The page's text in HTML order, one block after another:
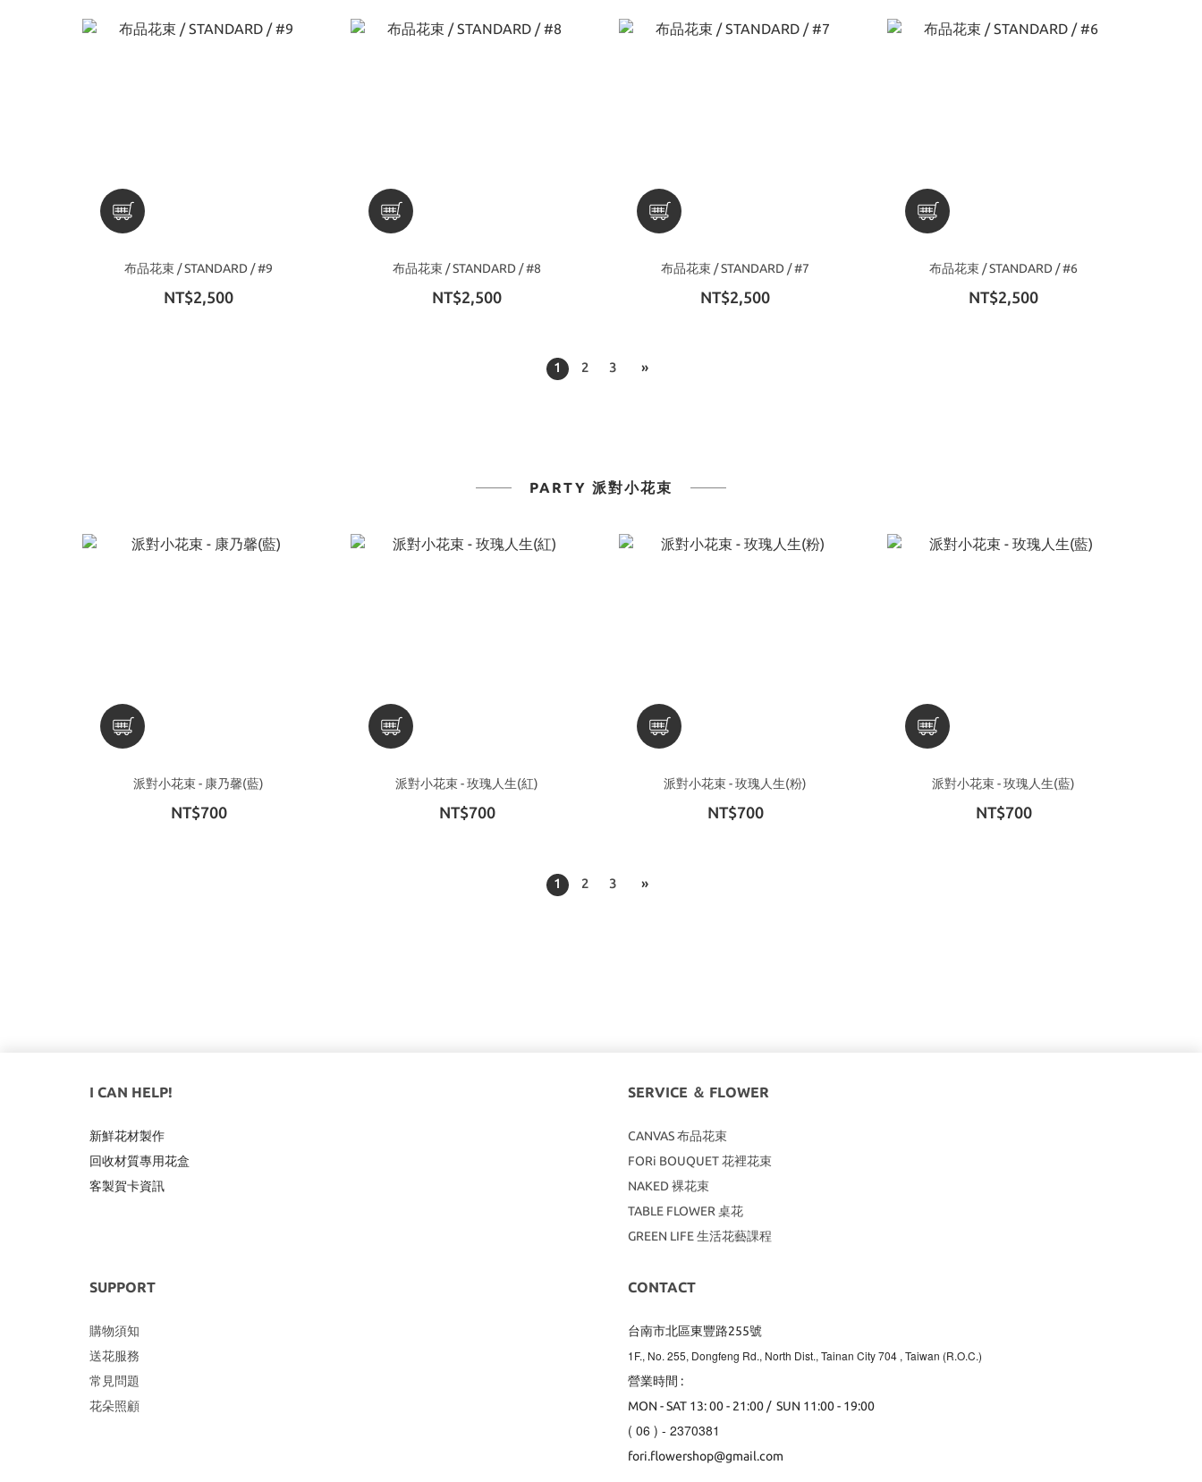
布品花束 / STANDARD / #9
NT$2,500
布品花束 / STANDARD / #8
NT$2,500
布品花束 / STANDARD / #7
NT$2,500
布品花束 / STANDARD / #6
NT$2,500
1 2 3 »
PARTY 派對小花束
派對小花束 - 康乃馨(藍)
NT$700
派對小花束 - 玫瑰人生(紅)
NT$700
派對小花束 - 玫瑰人生(粉)
NT$700
派對小花束 - 玫瑰人生(藍)
NT$700
1 2 3 »
I CAN HELP!
新鮮花材製作
回收材質專用花盒
客製賀卡資訊
SERVICE ＆ FLOWER
CANVAS布品花束
FORi BOUQUET 花裡花束
NAKED 裸花束
TABLE FLOWER 桌花
GREEN LIFE 生活花藝課程
SUPPORT
購物須知
送花服務
常見問題
花朵照顧
CONTACT
台南市北區東豐路255號
1F., No. 255, Dongfeng Rd., North Dist., Tainan City 704 , Taiwan (R.O.C.)
營業時間 :
MON - SAT 13: 00 - 21:00 / SUN 11:00 - 19:00
( 06 ) - 2370381
fori.flowershop@gmail.com